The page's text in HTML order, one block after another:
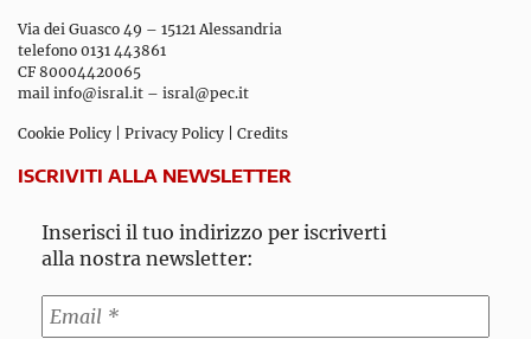
Via dei Guasco 49 – 15121 Alessandria
telefono 0131 443861
CF 80004420065
mail info@isral.it – isral@pec.it
Cookie Policy Privacy Policy Credits
ISCRIVITI ALLA NEWSLETTER
Inserisci il tuo indirizzo per iscriverti
alla nostra newsletter: